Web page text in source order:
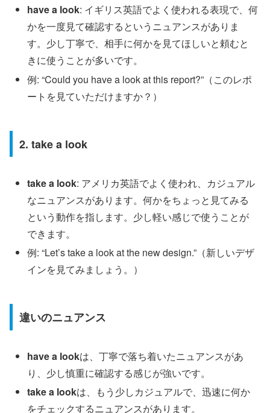
have a look: イギリス英語でよく使われる表現で、何
かを一度見て確認するというニュアンスがありま
す。少し丁寧で、相手に何かを見てほしいと頼むと
きに使うことが多いです。
例: “Could you have a look at this report?”（このレポ
ートを見ていただけますか？）
2. take a look
take a look: アメリカ英語でよく使われ、カジュアル
なニュアンスがあります。何かをちょっと見てみる
という動作を指します。少し軽い感じで使うことが
できます。
例: “Let’s take a look at the new design.”（新しいデザ
インを見てみましょう。）
違いのニュアンス
have a lookは、丁寧で落ち着いたニュアンスがあ
り、少し慎重に確認する感じが強いです。
take a lookは、もう少しカジュアルで、迅速に何か
をチェックするニュアンスがあります。